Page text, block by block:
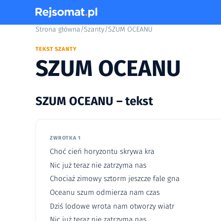
Strona główna/Szanty/SZUM OCEANU
TEKST SZANTY
SZUM OCEANU
SZUM OCEANU – tekst
ZWROTKA 1
Choć cień horyzontu skrywa kra
Nic już teraz nie zatrzyma nas
Chociaż zimowy sztorm jeszcze fale gna
Oceanu szum odmierza nam czas
Dziś lodowe wrota nam otworzy wiatr